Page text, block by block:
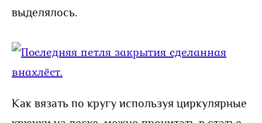
выделялось.
Как вязать по кругу используя циркулярные